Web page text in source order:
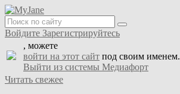
Войдите Зарегистрируйтесь
, можете
войти на этот сайт под своим именем.
Выйти из системы Медиафорт
Читать свежее